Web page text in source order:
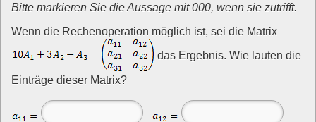
Bitte markieren Sie die Aussage mit 000, wenn sie zutrifft.
Wenn die Rechenoperation möglich ist, sei die Matrix
das Ergebnis. Wie lauten die
Einträge dieser Matrix?